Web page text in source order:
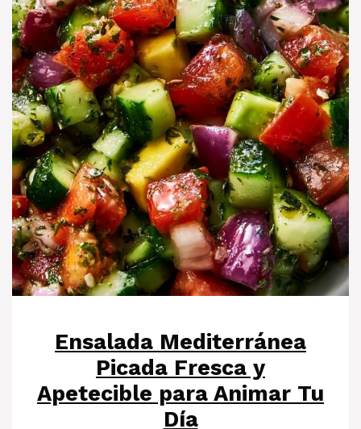
Ensalada Mediterránea
Picada Fresca y
Apetecible para Animar Tu
Día